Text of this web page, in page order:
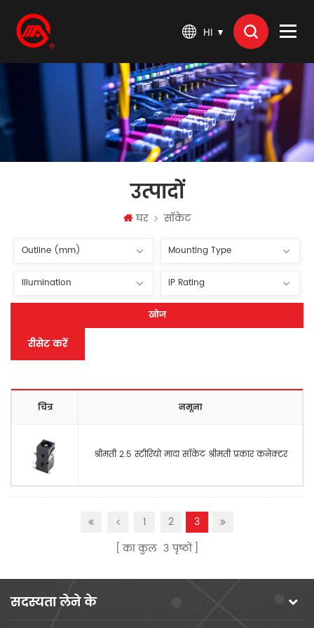
HI
उत्पादों
घर सॉकेट
खोज
रीसेट करें
चित्र नमूना
श्रीमती 2.5 स्टीरियो मादा सॉकेट श्रीमती प्रकार कनेक्टर
1 2
3
का कुल 3 पृष्ठों
सदस्यता लेने के